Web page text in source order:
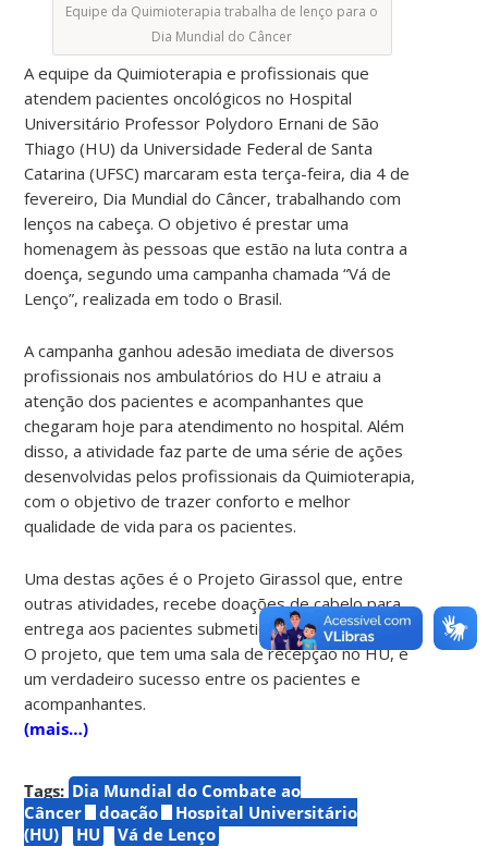
Equipe da Quimioterapia trabalha de lenço para o
Dia Mundial do Câncer
A equipe da Quimioterapia e profissionais que
atendem pacientes oncológicos no Hospital
Universitário Professor Polydoro Ernani de São
Thiago (HU) da Universidade Federal de Santa
Catarina (UFSC) marcaram esta terça-feira, dia 4 de
fevereiro, Dia Mundial do Câncer, trabalhando com
lenços na cabeça. O objetivo é prestar uma
homenagem às pessoas que estão na luta contra a
doença, segundo uma campanha chamada “Vá de
Lenço”, realizada em todo o Brasil.
A campanha ganhou adesão imediata de diversos
profissionais nos ambulatórios do HU e atraiu a
atenção dos pacientes e acompanhantes que
chegaram hoje para atendimento no hospital. Além
disso, a atividade faz parte de uma série de ações
desenvolvidas pelos profissionais da Quimioterapia,
com o objetivo de trazer conforto e melhor
qualidade de vida para os pacientes.
Uma destas ações é o Projeto Girassol que, entre
outras atividades, recebe doações de cabelo para
entrega aos pacientes submetidos à quimioterapia.
O projeto, que tem uma sala de recepção no HU, é
um verdadeiro sucesso entre os pacientes e
acompanhantes.
(mais…)
Tags: Dia Mundial do Combate ao
Câncer
doação
Hospital Universitário
(HU)
HU Vá de Lenço